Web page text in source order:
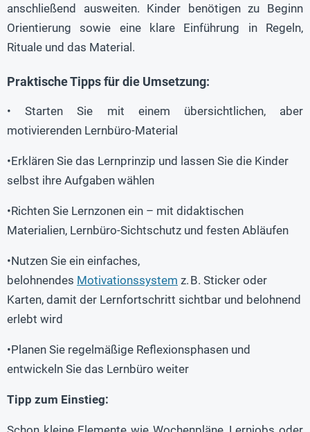
anschließend ausweiten. Kinder benötigen zu Beginn
Orientierung sowie eine klare Einführung in Regeln,
Rituale und das Material.
Praktische Tipps für die Umsetzung:
• Starten Sie mit einem übersichtlichen, aber
motivierenden Lernbüro-Material
•Erklären Sie das Lernprinzip und lassen Sie die Kinder
selbst ihre Aufgaben wählen
•Richten Sie Lernzonen ein – mit didaktischen
Materialien, Lernbüro-Sichtschutz und festen Abläufen
•Nutzen Sie ein einfaches,
belohnendes Motivationssystem z. B. Sticker oder
Karten, damit der Lernfortschritt sichtbar und belohnend
erlebt wird
•Planen Sie regelmäßige Reflexionsphasen und
entwickeln Sie das Lernbüro weiter
Tipp zum Einstieg: